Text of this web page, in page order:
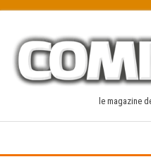
content
le magazine